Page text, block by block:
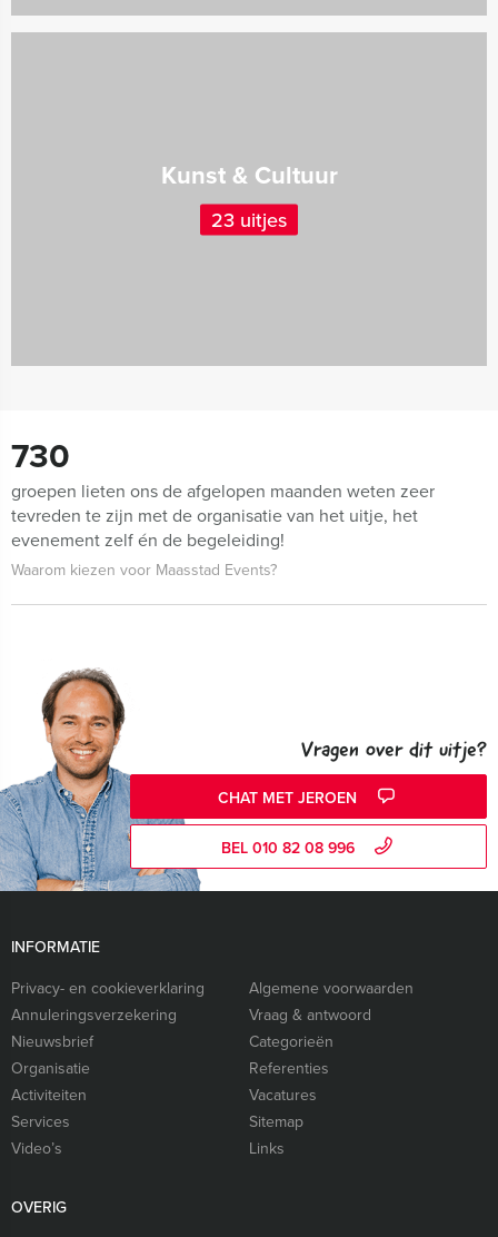
Kunst & Cultuur
23 uitjes
730
groepen lieten ons de afgelopen maanden weten zeer
tevreden te zijn met de organisatie van het uitje, het
evenement zelf én de begeleiding!
Waarom kiezen voor Maasstad Events?
Vragen over dit uitje?
CHAT MET JEROEN
BEL 010 82 08 996
INFORMATIE
Privacy- en cookieverklaring
Algemene voorwaarden
Annuleringsverzekering
Vraag & antwoord
Nieuwsbrief
Categorieën
Organisatie
Referenties
Activiteiten
Vacatures
Services
Sitemap
Video’s
Links
OVERIG